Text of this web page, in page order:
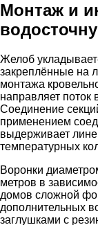
Монтаж и
Желоб
закреплённые на
монтажа
направляет поток
Соединение
применением
выдерживает
температурных
Воронки
метров в
домов сложной
дополнительных
заглушками с